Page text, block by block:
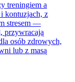
treningiem a
kontuzjach, z
stresem —
przywracają
osób zdrowych,
lub z masą